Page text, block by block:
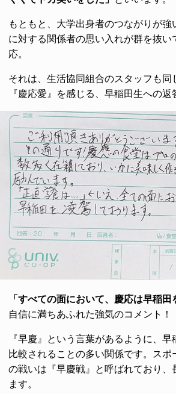
もともと、大学出身者のつながりが強
に対する関係者の思い入れが群を抜い
応。
それは、生活協同組合のスタッフも同
『慶応愛』を感じる、早稲田生への返
「すべての面において、慶応は早稲田
自信に満ちあふれた強気のコメント！
『早慶』という言葉があるように、
比較されることの多い関係です。スポ
の戦いは『早慶戦』と呼ばれており、
ます。